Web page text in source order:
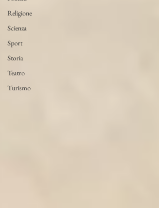
Religione
Scienza
Sport
Storia
Teatro
Turismo